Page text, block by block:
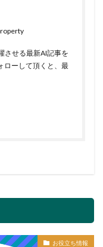
させる最新AI記事を
ローして頂くと、最
お役立ち情報